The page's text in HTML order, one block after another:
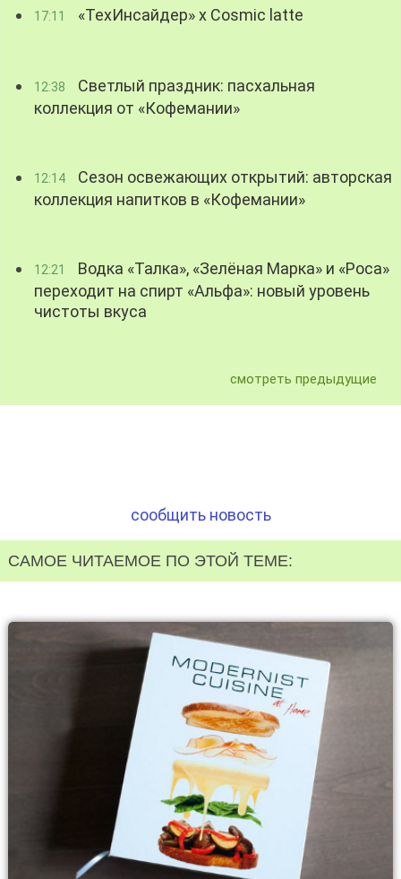
17:11 «ТехИнсайдер» х Cosmic latte
12:38
Светлый праздник: пасхальная
коллекция от «Кофемании»
12:14
Сезон освежающих открытий: авторская
коллекция напитков в «Кофемании»
12:21
Водка «Талка», «Зелёная Марка» и «Роса»
переходит на спирт «Альфа»: новый уровень
чистоты вкуса
смотреть предыдущие
сообщить новость
САМОЕ ЧИТАЕМОЕ ПО ЭТОЙ ТЕМЕ: